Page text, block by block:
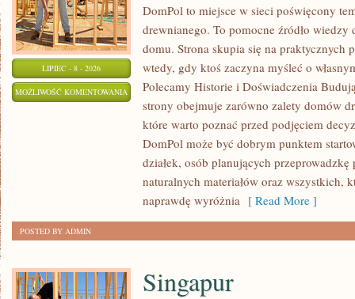
LIPIEC - 8 - 2026
MOŻLIWOŚĆ KOMENTOWANIA WNĘTRZA
WYKOŃCZENIA
DomPol to miejsce w sieci poświęcony
drewnianego. To pomocne źródło
domu. Strona skupia się na praktycznych
wtedy, gdy ktoś zaczyna myśleć o
Polecamy Historie i Doświadczenia
strony obejmuje zarówno zalety domów
które warto poznać przed podjęciem
DomPol może być dobrym punktem
działek, osób planujących
naturalnych materiałów oraz wszystkich,
naprawdę wyróżnia [ Read More ]
POSTED BY ADMIN
Singapur